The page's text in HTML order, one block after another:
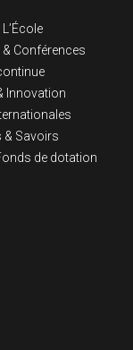
Conférences
Innovation
& Savoirs
de dotation